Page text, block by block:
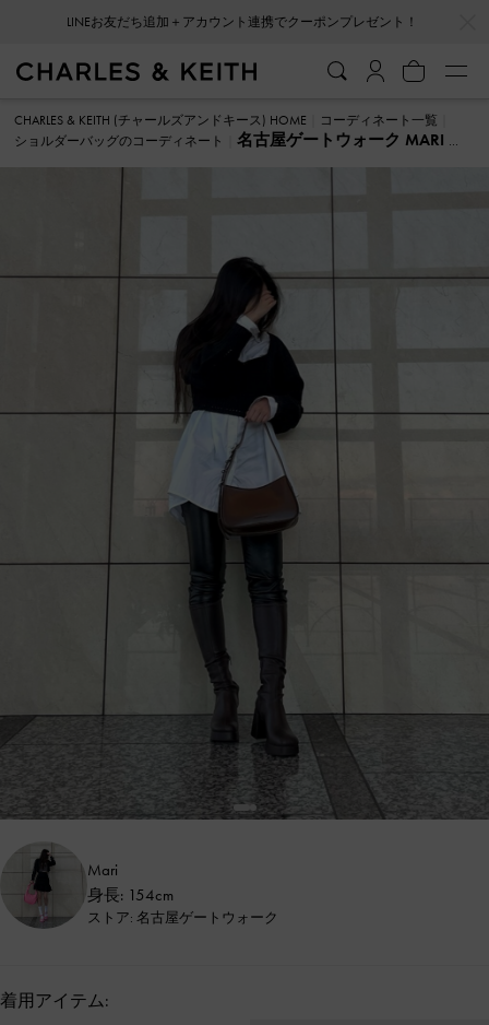
LINEお友だち追加＋アカウント連携でクーポンプレゼント！
CHARLES & KEITH (チャールズアンドキース) HOME
コーディネート一覧
ショルダーバッグのコーディネート
名古屋ゲートウォーク MARI シ
Mari
身長: 154cm
ストア: 名古屋ゲートウォーク
着用アイテム: